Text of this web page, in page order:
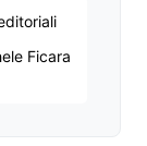
Ficara